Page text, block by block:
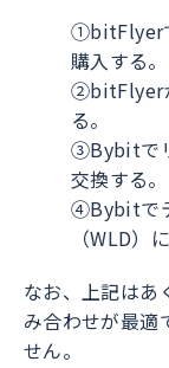
①bitFlyer
購入する。
②bitFlyer
る。
③Bybitで
交換する。
④Bybitで
（WLD）
なお、上記はあ
み合わせが最適
せん。